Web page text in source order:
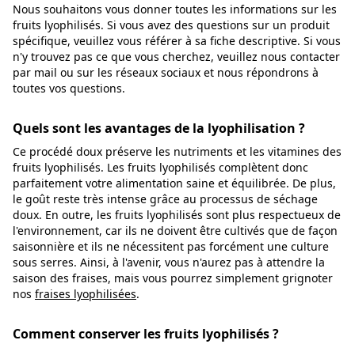
Nous souhaitons vous donner toutes les informations sur les
fruits lyophilisés. Si vous avez des questions sur un produit
spécifique, veuillez vous référer à sa fiche descriptive. Si vous
n'y trouvez pas ce que vous cherchez, veuillez nous contacter
par mail ou sur les réseaux sociaux et nous répondrons à
toutes vos questions.
Quels sont les avantages de la lyophilisation ?
Ce procédé doux préserve les nutriments et les vitamines des
fruits lyophilisés. Les fruits lyophilisés complètent donc
parfaitement votre alimentation saine et équilibrée. De plus,
le goût reste très intense grâce au processus de séchage
doux. En outre, les fruits lyophilisés sont plus respectueux de
l'environnement, car ils ne doivent être cultivés que de façon
saisonnière et ils ne nécessitent pas forcément une culture
sous serres. Ainsi, à l'avenir, vous n'aurez pas à attendre la
saison des fraises, mais vous pourrez simplement grignoter
nos fraises lyophilisées.
Comment conserver les fruits lyophilisés ?